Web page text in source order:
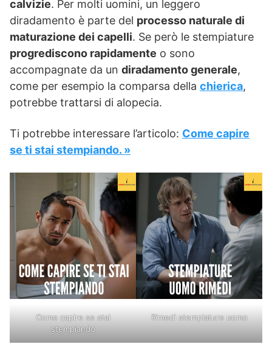
calvizie. Per molti uomini, un leggero
diradamento è parte del processo naturale di
maturazione dei capelli. Se però le stempiature
progrediscono rapidamente o sono
accompagnate da un diradamento generale,
come per esempio la comparsa della chierica,
potrebbe trattarsi di alopecia.
Ti potrebbe interessare l’articolo: Come capire
se ti stai stempiando. »
Come capire se stai
stempiando
Rimedi stempiature uomo